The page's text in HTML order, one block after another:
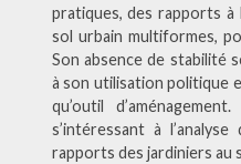
pratiques, des rapports
sol urbain multiformes,
Son absence de stabilité
à son utilisation politique
qu’outil
s’intéressant à
rapports des jardiniers au